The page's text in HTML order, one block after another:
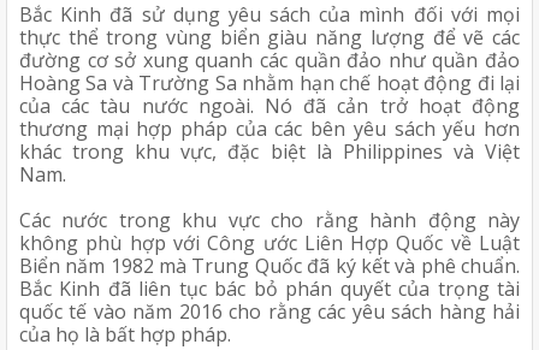
Bắc Kinh đã sử dụng yêu sách của mình đối với mọi
thực thể trong vùng biển giàu năng lượng để vẽ các
đường cơ sở xung quanh các quần đảo như quần đảo
Hoàng Sa và Trường Sa nhằm hạn chế hoạt động đi lại
của các tàu nước ngoài. Nó đã cản trở hoạt động
thương mại hợp pháp của các bên yêu sách yếu hơn
khác trong khu vực, đặc biệt là Philippines và Việt
Nam.
Các nước trong khu vực cho rằng hành động này
không phù hợp với Công ước Liên Hợp Quốc về Luật
Biển năm 1982 mà Trung Quốc đã ký kết và phê chuẩn.
Bắc Kinh đã liên tục bác bỏ phán quyết của trọng tài
quốc tế vào năm 2016 cho rằng các yêu sách hàng hải
của họ là bất hợp pháp.